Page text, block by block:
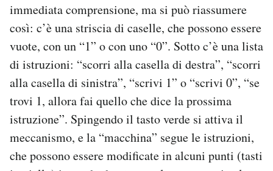
immediata comprensione, ma si può riassumere
così: c’è una striscia di caselle, che possono essere
vuote, con un “1” o con uno “0”. Sotto c’è una lista
di istruzioni: “scorri alla casella di destra”, “scorri
alla casella di sinistra”, “scrivi 1” o “scrivi 0”, “se
trovi 1, allora fai quello che dice la prossima
istruzione”. Spingendo il tasto verde si attiva il
meccanismo, e la “macchina” segue le istruzioni,
che possono essere modificate in alcuni punti (tasti